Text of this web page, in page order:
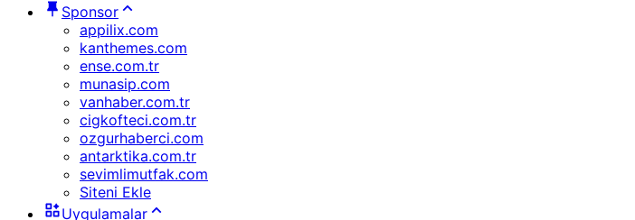
Sponsor
appilix.com
kanthemes.com
ense.com.tr
munasip.com
vanhaber.com.tr
cigkofteci.com.tr
ozgurhaberci.com
antarktika.com.tr
sevimlimutfak.com
Siteni Ekle
Uygulamalar